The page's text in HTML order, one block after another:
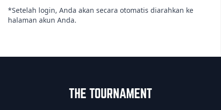
*Setelah login, Anda akan secara otomatis diarahkan ke
halaman akun Anda.